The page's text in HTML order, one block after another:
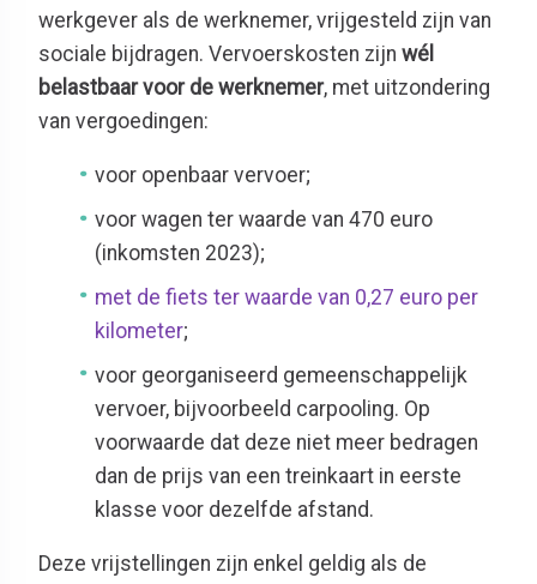
werkgever als de werknemer, vrijgesteld zijn van
sociale bijdragen. Vervoerskosten zijn wél
belastbaar voor de werknemer, met uitzondering
van vergoedingen:
voor openbaar vervoer;
voor wagen ter waarde van 470 euro
(inkomsten 2023);
met de fiets ter waarde van 0,27 euro per
kilometer;
voor georganiseerd gemeenschappelijk
vervoer, bijvoorbeeld carpooling. Op
voorwaarde dat deze niet meer bedragen
dan de prijs van een treinkaart in eerste
klasse voor dezelfde afstand.
Deze vrijstellingen zijn enkel geldig als de